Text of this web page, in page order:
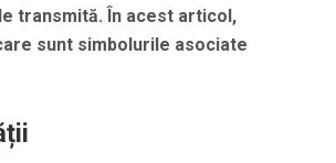
transmită. În acest articol,
sunt simbolurile asociate